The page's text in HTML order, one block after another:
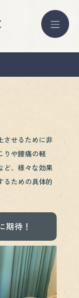
させるために非
りや腰痛の軽
ど、様々な効果
るための具体的
期待！